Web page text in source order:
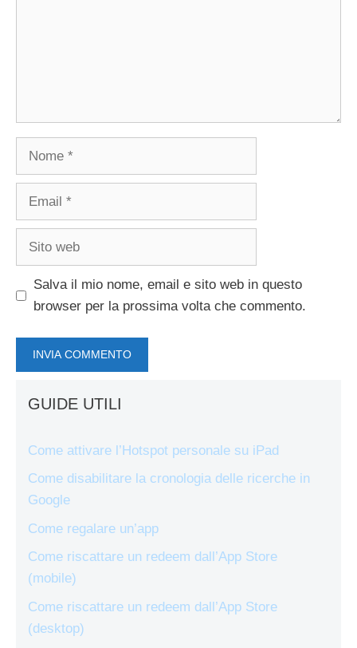
Nome
Email
Sito
Salva il mio nome, email e sito web in questo
browser per la prossima volta che commento.
GUIDE UTILI
Come attivare l’Hotspot personale su iPad
Come disabilitare la cronologia delle ricerche in
Google
Come regalare un’app
Come riscattare un redeem dall’App Store
(mobile)
Come riscattare un redeem dall’App Store
(desktop)